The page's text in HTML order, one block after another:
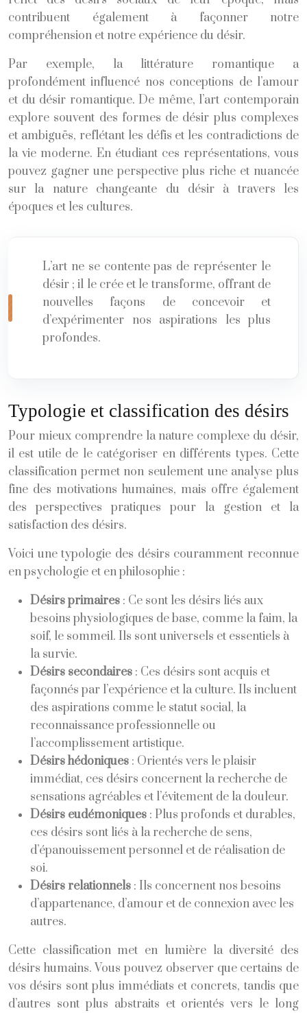
contribuent également à façonner notre
compréhension et notre expérience du désir.
Par exemple, la littérature romantique a
profondément influencé nos conceptions de l’amour
et du désir romantique. De même, l’art contemporain
explore souvent des formes de désir plus complexes
et ambiguës, reflétant les défis et les contradictions de
la vie moderne. En étudiant ces représentations, vous
pouvez gagner une perspective plus riche et nuancée
sur la nature changeante du désir à travers les
époques et les cultures.
L’art ne se contente pas de représenter le
désir ; il le crée et le transforme, offrant de
nouvelles façons de concevoir et
d’expérimenter nos aspirations les plus
profondes.
Typologie et classification des désirs
Pour mieux comprendre la nature complexe du désir,
il est utile de le catégoriser en différents types. Cette
classification permet non seulement une analyse plus
fine des motivations humaines, mais offre également
des perspectives pratiques pour la gestion et la
satisfaction des désirs.
Voici une typologie des désirs couramment reconnue
en psychologie et en philosophie :
Désirs primaires : Ce sont les désirs liés aux
besoins physiologiques de base, comme la faim, la
soif, le sommeil. Ils sont universels et essentiels à
la survie.
Désirs secondaires : Ces désirs sont acquis et
façonnés par l’expérience et la culture. Ils incluent
des aspirations comme le statut social, la
reconnaissance professionnelle ou
l’accomplissement artistique.
Désirs hédoniques : Orientés vers le plaisir
immédiat, ces désirs concernent la recherche de
sensations agréables et l’évitement de la douleur.
Désirs eudémoniques : Plus profonds et durables,
ces désirs sont liés à la recherche de sens,
d’épanouissement personnel et de réalisation de
soi.
Désirs relationnels : Ils concernent nos besoins
d’appartenance, d’amour et de connexion avec les
autres.
Cette classification met en lumière la diversité des
désirs humains. Vous pouvez observer que certains de
vos désirs sont plus immédiats et concrets, tandis que
d’autres sont plus abstraits et orientés vers le long